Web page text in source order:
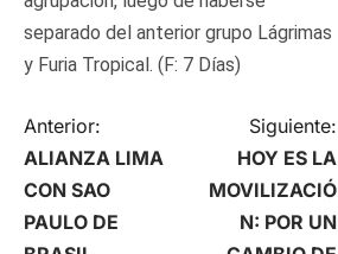
separado del anterior grupo Lágrimas
y Furia Tropical. (F: 7 Días)
N
a
v
Anterior:
ALIANZA LIMA
CON SAO
PAULO DE
Siguiente:
HOY ES LA
MOVILIZACIÓ
N: POR UN